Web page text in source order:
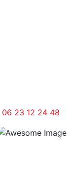
06 23 12 24 48